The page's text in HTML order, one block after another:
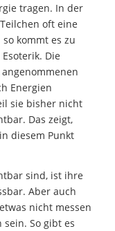
tragen. In der
oft eine
kommt es zu
Die
Energien
sie bisher nicht
Das zeigt,
diesem Punkt
sind, ist ihre
Aber auch
nicht messen
So gibt es